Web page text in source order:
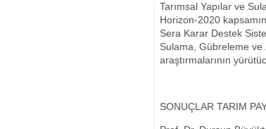
Tarımsal Yapılar ve
Horizon-2020
Sera Karar Destek
Sulama, Gübreleme ve
araştırmalarının
SONUÇLAR TARIM